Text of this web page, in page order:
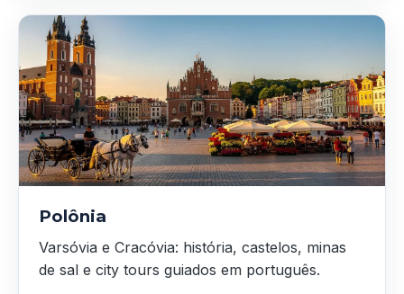
Polônia
Varsóvia e Cracóvia: história, castelos, minas
de sal e city tours guiados em português.